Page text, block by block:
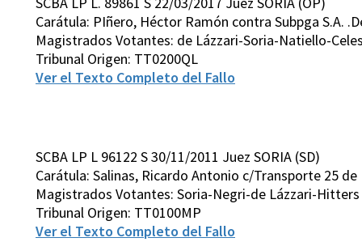
Carátula: PIñero, Héctor Ramón contra Subpga S.A.
Magistrados Votantes: de Lázzari-Soria-Natiello-
Tribunal Origen: TT0200QL
Ver el Texto Completo del Fallo
SCBA LP L 96122 S 30/11/2011 Juez SORIA (SD)
Carátula: Salinas, Ricardo Antonio c/Transporte 25 de
Magistrados Votantes: Soria-Negri-de Lázzari-Hitters
Tribunal Origen: TT0100MP
Ver el Texto Completo del Fallo